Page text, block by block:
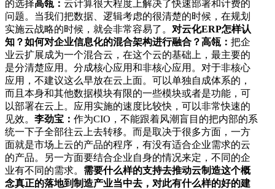
的选择高瓴： 云计算很大程度上解决了快速部署和计费的
问题。当我们把数据、逻辑考虑的很清楚的时候，在规划
实施云战略的时候，就会非常容易了。 对云化ERP怎样认
知？如何对企业信息化的混合架构进行融合？高瓴： 把企
业云扩展成为一个混合云，在这个云的基础上，最主要的
是分清楚应用。分成核心应用和非核心应用。对于非核心
应用，不建议这么早放在云上面。可以单独自成体系的，
而且本身和其他数据模块有限的一些模块或者是功能，可
以部署在云上。应用实施的速度比较快，可以非常快速的
见效。 李劲宝： 作为CIO，不能跟着风潮盲目的把内部的系
统一下子全部往云上去转移。而是取决于很多方面，一方
面就是市场上云的产品的程序，有没有适合企业需求的云
的产品。另一方面要结合企业自身的情况来定，不同的企
业有不同的需求。 需要什么样的支持去推动云制造这个概
念真正的落地到制造产业当中去，对此有什么样的好的建